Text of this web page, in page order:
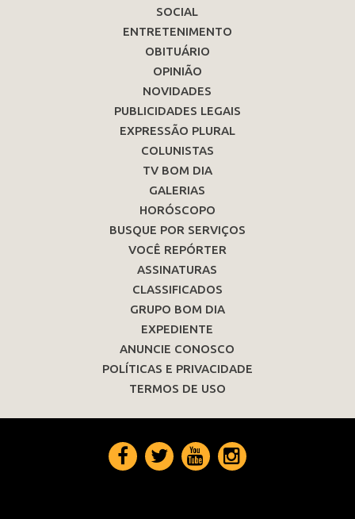
SOCIAL
ENTRETENIMENTO
OBITUÁRIO
OPINIÃO
NOVIDADES
PUBLICIDADES LEGAIS
EXPRESSÃO PLURAL
COLUNISTAS
TV BOM DIA
GALERIAS
HORÓSCOPO
BUSQUE POR SERVIÇOS
VOCÊ REPÓRTER
ASSINATURAS
CLASSIFICADOS
GRUPO BOM DIA
EXPEDIENTE
ANUNCIE CONOSCO
POLÍTICAS E PRIVACIDADE
TERMOS DE USO